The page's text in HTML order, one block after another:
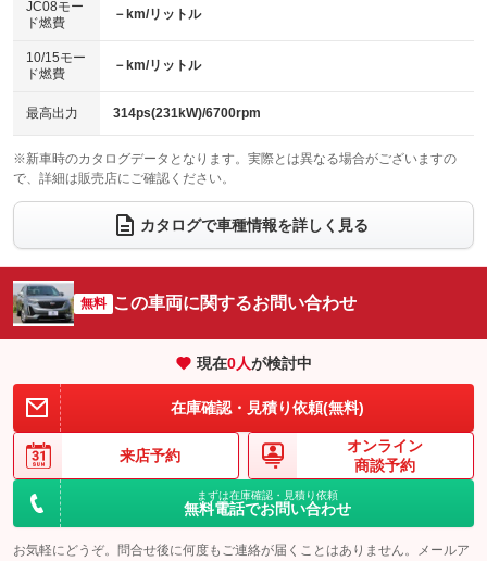
電動格納ミラー
：装備あり
パワーシート
ベンチシート
：装備なし
チップアップシート
：装備なし
：装備あり ：装備あり
ウォークスルー
：装備なし
電動リアゲート フロントカメラ
：装備あり
：装備あり ：装備あり
サイドカメラ
：装備あり ルーフレール
：装備なし
：装備なし
：装備なし
JC08モー
ド燃費
－km/リットル
10/15モー
ド燃費
－km/リットル
最高出力 314ps(231kW)/6700rpm
※新車時のカタログデータとなります。実際とは異なる場合がございますの
で、詳細は販売店にご確認ください。
カタログで車種情報を詳しく見る
無料 この車両に関するお問い合わせ
現在0人が検討中
在庫確認・見積り依頼(無料)
来店予約
オンライン
商談予約
まずは在庫確認・見積り依頼
無料電話でお問い合わせ
お気軽にどうぞ。問合せ後に何度もご連絡が届くことはありません。メールア